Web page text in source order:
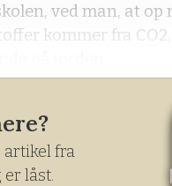
ved man, at op
kommer fra
fra
låst.